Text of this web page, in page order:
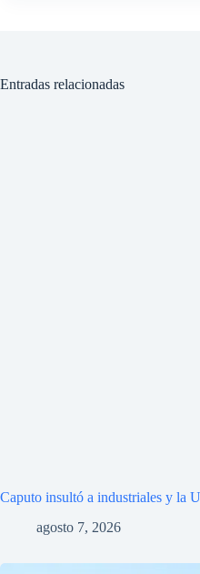
Entradas relacionadas
Caputo insultó a industriales y la
agosto 7, 2026